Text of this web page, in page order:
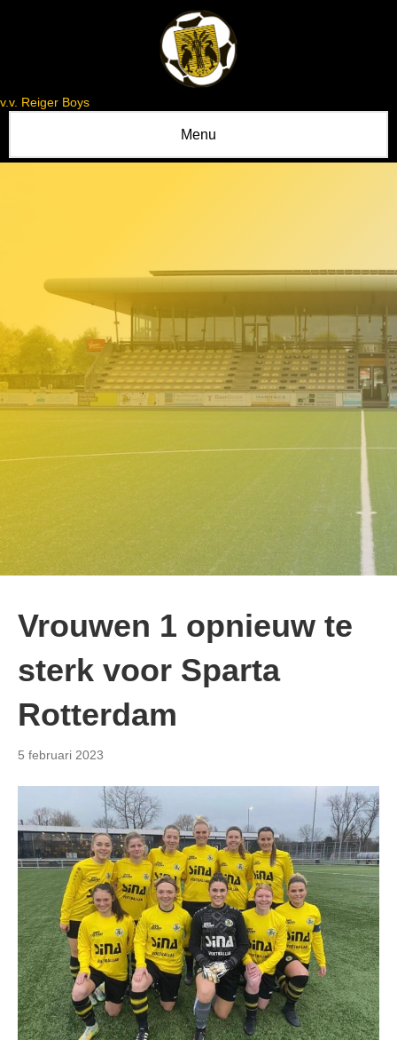
v.v. Reiger Boys
Menu
Vrouwen 1 opnieuw te
sterk voor Sparta
Rotterdam
5 februari 2023